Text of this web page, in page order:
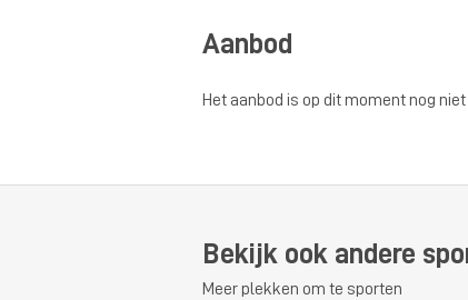
Aanbod
Het aanbod is op dit moment nog niet
Bekijk ook andere
Meer plekken om te sporten